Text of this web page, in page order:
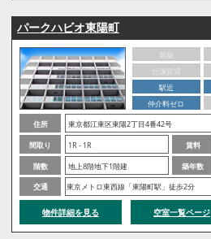
パークハビオ東陽町
新築
分譲賃貸
駅近
仲介料ゼロ
住所
東京都江東区東陽2丁目4番42号
間取り
1R - 1R 賃料
階数
地上8階地下1階建 築年数
交通
東京メトロ東西線「東陽町駅」徒歩2分
物件詳細を見る 空室一覧ページ